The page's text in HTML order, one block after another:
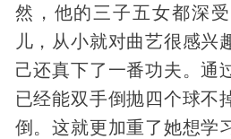
然，他的三子五女都深
儿，从小就对曲艺很感兴
己还真下了一番功夫。通
已经能双手倒抛四个球不
倒。这就更加重了她想学